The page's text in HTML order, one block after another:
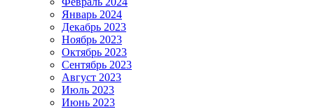
Январь 2024
Декабрь 2023
Ноябрь 2023
Октябрь 2023
Сентябрь 2023
Август 2023
Июль 2023
Июнь 2023